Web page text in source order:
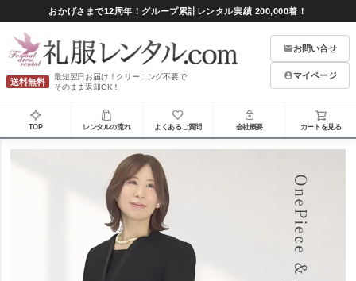
おかげさまで12周年！グループ累計レンタル実績 200,000着！
送料無料
最短翌日お届け！クリーニング不要で
そのまま返却OK！
お問い合せ
マイページ
TOP レンタルの流れ よくあるご質問 会社概要 カートを見る